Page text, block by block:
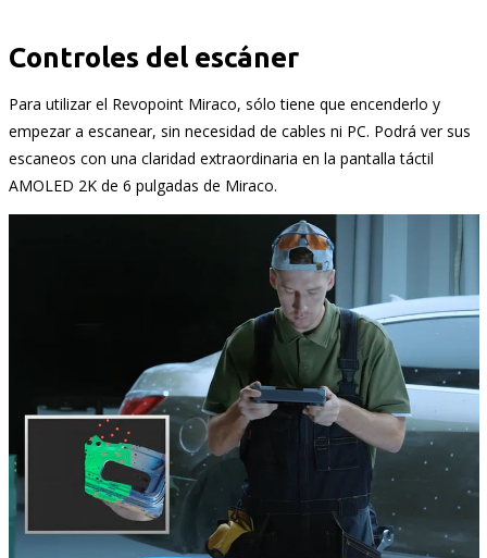
Controles del escáner
Para utilizar el Revopoint Miraco, sólo tiene que encenderlo y
empezar a escanear, sin necesidad de cables ni PC. Podrá ver sus
escaneos con una claridad extraordinaria en la pantalla táctil
AMOLED 2K de 6 pulgadas de Miraco.